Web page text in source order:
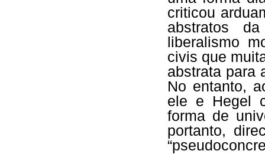
criticou
abstratos
liberalismo
civis que
abstrata para
No entanto,
ele e Hegel
forma de
portanto,